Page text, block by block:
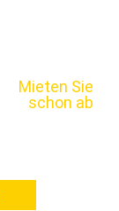
Mieten Sie
schon ab